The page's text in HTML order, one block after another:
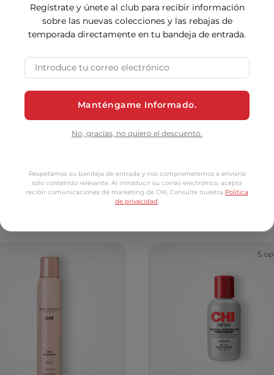
Treatment Ultimate
5.0
$31.00
Add to Cart Royal Treatment Ultimate Control Hair Spray
Royal Treatment
$33.00-$43.00
Also
5
Regístrate y únete al club para recibir información
sobre las nuevas colecciones y las rebajas de
temporada directamente en tu bandeja de entrada.
Dirección de correo electrónico
Manténgame Informado.
No, gracias, no quiero el descuento.
Respetamos su bandeja de entrada y nos comprometemos a enviarle
solo contenido relevante. Al introducir su correo electrónico, acepta
recibir comunicaciones de marketing de CHI. Consulte nuestra Política
de privacidad.